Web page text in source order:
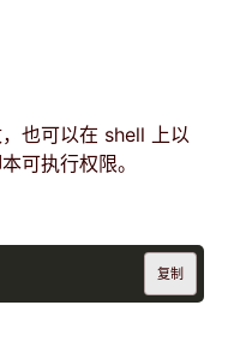
也可以在 shell 上以
可执行权限。
复制